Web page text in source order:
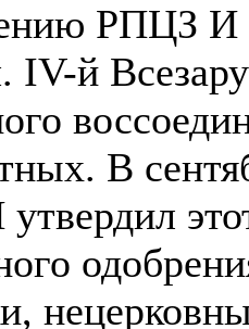
РПЦЗ И
IV-й
В